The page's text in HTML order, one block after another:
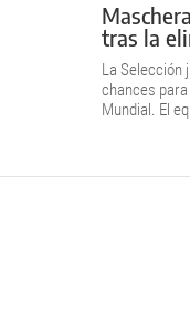
tras la
La Selección
chances
Mundial. El